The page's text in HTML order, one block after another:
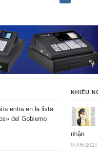
entra en la lista
del Gobierno
NHIỀU
nhận
07/08/2023